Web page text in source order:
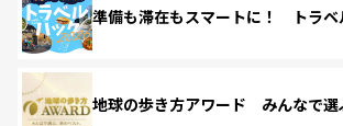
準備も滞在もスマートに！ トラベ
地球の歩き方アワード みんなで選